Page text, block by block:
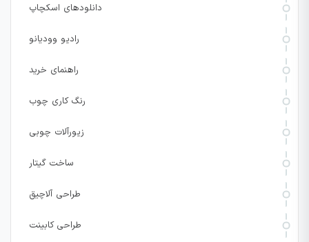
دانلودهای اسکچاپ
رادیو وودیانو
راهنمای خرید
رنگ کاری چوب
زیورآلات چوبی
ساخت گیتار
طراحی آلاچیق
طراحی کابینت